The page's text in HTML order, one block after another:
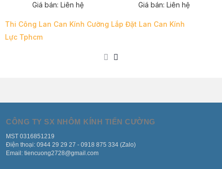
Giá bán: Liên hệ
Thi Công Lan Can Kính Cường
Lực Tphcm
Giá bán: Liên hệ
Lắp Đặt Lan Can Kính
CÔNG TY SX NHÔM KÍNH TIẾN CƯỜNG
MST 0316851219
Điện thoại: 0944 29 29 27 - 0918 875 334 (Zalo)
Email: tiencuong2728@gmail.com